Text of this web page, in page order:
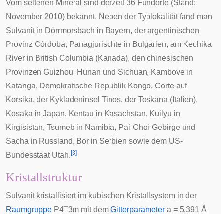
Vom seltenen Mineral sind derzeit 36 Fundorte (Stand:
November 2010) bekannt. Neben der Typlokalitätfand man
Sulvanit in Dörrmorsbach in Bayern, der argentinischen
Provinz Córdoba, Panagjurischte in Bulgarien, am Kechika
River in British Columbia (Kanada), den chinesischen
Provinzen Guizhou, Hunan und Sichuan, Kambove in
Katanga, Demokratische Republik Kongo, Corte auf
Korsika, der Kykladeninsel Tinos, der Toskana ( Italien),
Kosaka in Japan, Kentau in Kasachstan, Kuilyu in
Kirgisistan, Tsumeb in Namibia, Pai-Choi-Gebirge und
Sacha in Russland, Bor in Serbien sowie dem US-
Bundesstaat Utah. [3]
Kristallstruktur
Sulvanit kristallisiert im kubischen Kristallsystem in der
Raumgruppe P4¯3m mit dem Gitterparameter a = 5,391 Å